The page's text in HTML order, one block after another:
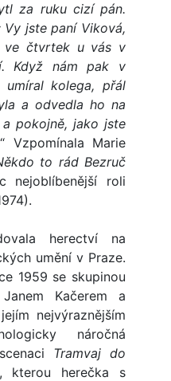
za ruku cizí pán.
jste paní Viková,
ve čtvrtek u vás v
Když nám pak v
kolega, přál
a odvedla ho na
pokojně, jako jste
“ Vzpomínala Marie
to rád Bezruč
nejoblíbenější roli
herectví na
umění v Praze.
1959 se skupinou
Kačerem a
nejvýraznějším
náročná
Tramvaj do
kterou herečka s